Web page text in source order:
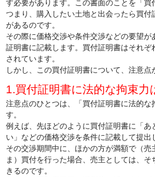
す必要があります。この書面のことを「買
つまり、購入したい土地と出会ったら買
があるのです。
その際に価格交渉や条件交渉などの要望
証明書に記載します。買付証明書はそれ
されています。
しかし、この買付証明書について、注意点
1.買付証明書に法的な拘束力
注意点のひとつは、「買付証明書に法的
す。
例えば、先ほどのように買付証明書に「あ
い」などの価格交渉を条件に記載して提出
その交渉期間中に、ほかの方が満額で（売
ま）買付を行った場合、売主としては、
きるのです。